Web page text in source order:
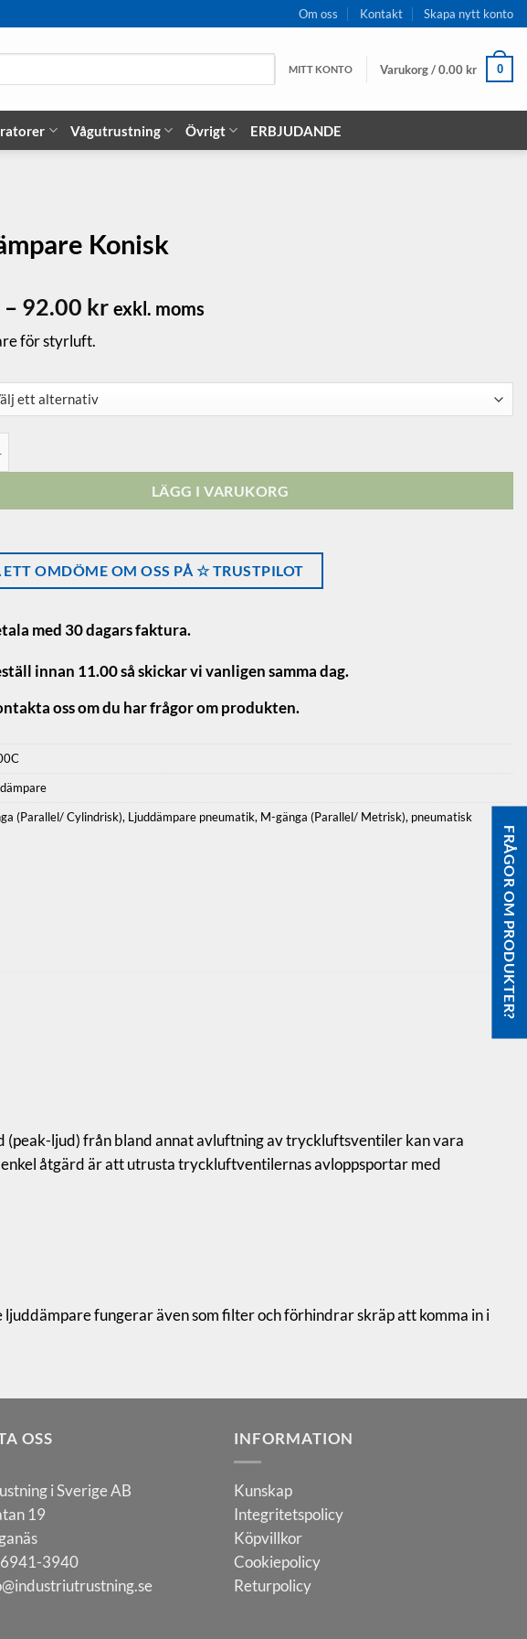
direkt i din inkorg.
×
Om oss Kontakt Skapa nytt konto
MITT KONTO Varukorg /0.00 kr 0
Vågutrustning Övrigt ERBJUDANDE
Konisk
– 92.00 krPrisintervall:
exkl. moms
för styrluft.
Konisk mängd
LÄGG I VARUKORG
OMDÖME OM OSS PÅ ☆ TRUSTPILOT
med 30 dagars faktura.
innan 11.00 så skickar vi vanligen samma dag.
oss om du har frågor om produkten.
(Parallel/ Cylindrisk), Ljuddämpare pneumatik, M-gänga (Parallel/ Metrisk), pneumatisk
ljud) från bland annat avluftning av tryckluftsventiler kan vara
åtgärd är att utrusta tryckluftventilernas avloppsportar med
fungerar även som filter och förhindrar skräp att komma in i
FRÅGOR OM PRODUKTER?
OSS
i Sverige AB
19
3940
INFORMATION
Kunskap
Integritetspolicy
Köpvillkor
Cookiepolicy
Returpolicy